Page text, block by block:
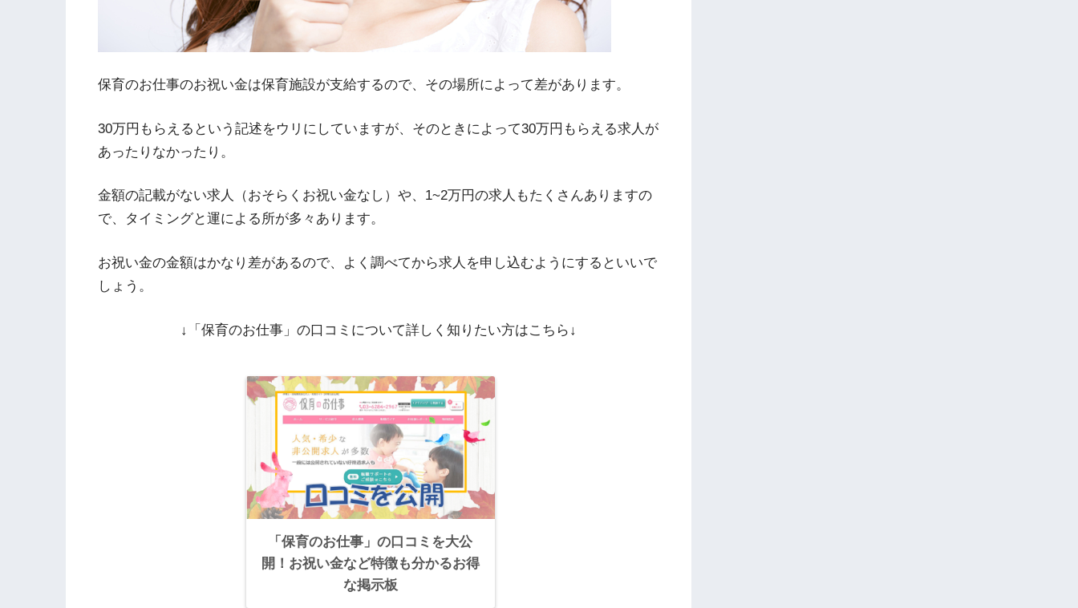
保育のお仕事のお祝い金は保育施設が支給するので、その場所によって差があります。
30万円もらえるという記述をウリにしていますが、そのときによって30万円もらえる求人が
あったりなかったり。
金額の記載がない求人（おそらくお祝い金なし）や、1~2万円の求人もたくさんありますの
で、タイミングと運による所が多々あります。
お祝い金の金額はかなり差があるので、よく調べてから求人を申し込むようにするといいで
しょう。
↓「保育のお仕事」の口コミについて詳しく知りたい方はこちら↓
「保育のお仕事」の口コミを大公
開！お祝い金など特徴も分かるお得
な掲示板